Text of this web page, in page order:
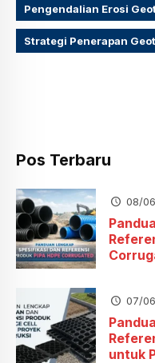
Pengendalian Erosi
Strategi Penerapan
Pos Terbaru
08/
07/
untuk